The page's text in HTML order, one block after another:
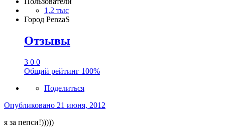
1,2 тыс
Город PenzaS
Отзывы
3 0 0
Общий рейтинг 100%
Поделиться
Опубликовано 21 июня, 2012
я за пепси!)))))